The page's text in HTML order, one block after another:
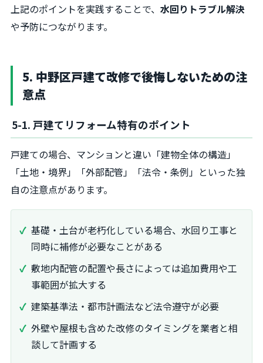
上記のポイントを実践することで、 水回りトラブル解決
や予防につながります。
5. 中野区戸建て改修で後悔しないための注
意点
5-1. 戸建てリフォーム特有のポイント
戸建ての場合、マンションと違い「建物全体の構造」
「土地・境界」「外部配管」「法令・条例」といった独
自の注意点があります。
基礎・土台が老朽化している場合、水回り工事と
同時に補修が必要なことがある
敷地内配管の配置や長さによっては追加費用や工
事範囲が拡大する
建築基準法・都市計画法など法令遵守が必要
外壁や屋根も含めた改修のタイミングを業者と相
談して計画する